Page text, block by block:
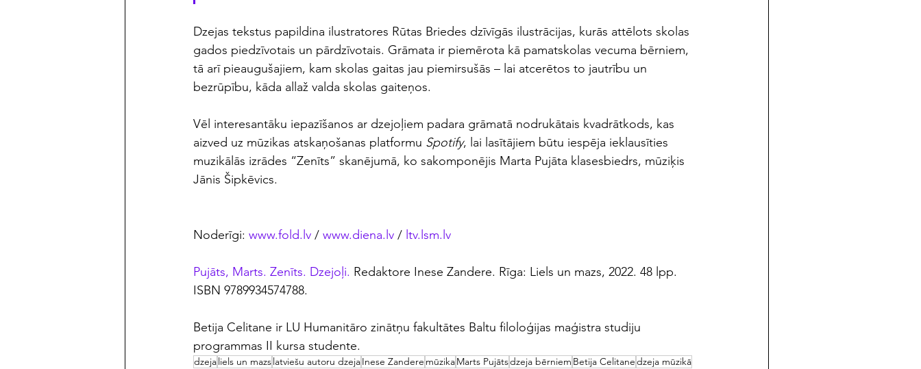
Dzejas tekstus papildina ilustratores Rūtas Briedes dzīvīgās ilustrācijas, kurās attēlots skolas
gados piedzīvotais un pārdzīvotais. Grāmata ir piemērota kā pamatskolas vecuma bērniem,
tā arī pieaugušajiem, kam skolas gaitas jau piemirsušās – lai atcerētos to jautrību un
bezrūpību, kāda allaž valda skolas gaiteņos.
Vēl interesantāku iepazīšanos ar dzejoļiem padara grāmatā nodrukātais kvadrātkods, kas
aizved uz mūzikas atskaņošanas platformu Spotify, lai lasītājiem būtu iespēja ieklausīties
muzikālās izrādes “Zenīts” skanējumā, ko sakomponējis Marta Pujāta klasesbiedrs, mūziķis
Jānis Šipkēvics.
Noderīgi: www.fold.lv / www.diena.lv / ltv.lsm.lv
Pujāts, Marts. Zenīts. Dzejoļi. Redaktore Inese Zandere. Rīga: Liels un mazs, 2022. 48 lpp.
ISBN 9789934574788.
Betija Celitane ir LU Humanitāro zinātņu fakultātes Baltu filoloģijas maģistra studiju
programmas II kursa studente.
dzejaliels un mazslatviešu autoru dzejaInese Zandere mūzikaMarts Pujātsdzeja bērniem Betija Celitanedzeja mūzikā